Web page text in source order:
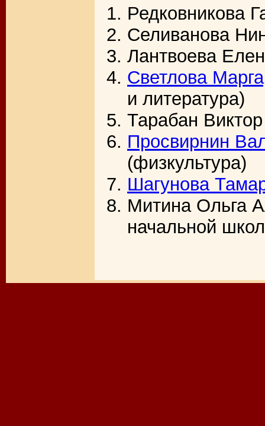
Редковникова
Селиванова
Лантвоева
Светлова
и литература)
Тарабан
Просвирнин
(физкультура)
Шагунова
Митина Ольга
начальной